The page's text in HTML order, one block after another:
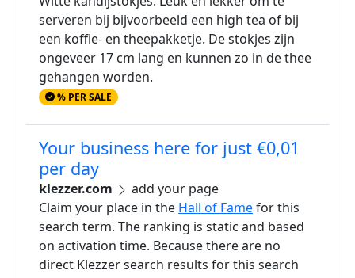
serveren bij bijvoorbeeld een high tea of bij
een koffie- en theepakketje. De stokjes zijn
ongeveer 17 cm lang en kunnen zo in de thee
gehangen worden.
% PER SALE
Your business here for just €0,01
per day
klezzer.com
add your page
Claim your place in the Hall of Famefor this
search term. The ranking is static and based
on activation time. Because there are no
direct Klezzer search results for this search